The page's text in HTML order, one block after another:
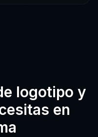
logotipo y
en